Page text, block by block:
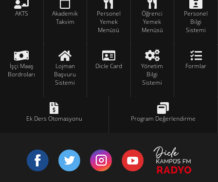
AKTS
Akademik
Takvim
Personel
Yemek
Menüsü
Öğrenci
Yemek
Menüsü
Personel
Bilgi
Sistemi
İşçi Maaş
Bordroları
Lojman
Başvuru
Sistemi
Dicle Card
Yönetim
Bilgi
Sistemi
Formlar
Ek Ders Otomasyonu Program Değerlendirme